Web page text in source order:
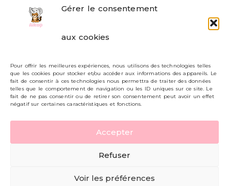
Gérer le consentement
aux cookies
Pour offrir les meilleures expériences, nous utilisons des technologies telles
que les cookies pour stocker et/ou accéder aux informations des appareils. Le
fait de consentir à ces technologies nous permettra de traiter des données
telles que le comportement de navigation ou les ID uniques sur ce site. Le
fait de ne pas consentir ou de retirer son consentement peut avoir un effet
négatif sur certaines caractéristiques et fonctions.
Accepter
Refuser
Voir les préférences
Livraisons et retours
Mon compte
Carte cadeau
Politique de confidentialité
Mentions légales - CGV